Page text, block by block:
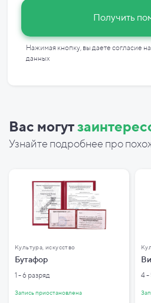
Получить
Нажимая кнопку, вы даете согласие на
данных
Вас могут
Узнайте подробнее про
Культура, искусство
Бутафор
1 - 6 разряд
Запись приостановлена
4 -